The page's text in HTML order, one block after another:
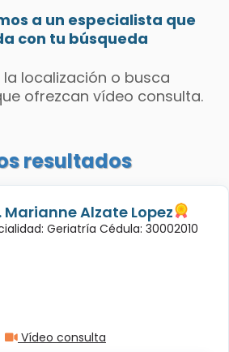
a un especialista que
con tu búsqueda
localización o busca
ofrezcan vídeo consulta.
resultados
Marianne Alzate Lopez
Geriatría Cédula: 30002010
Vídeo consulta